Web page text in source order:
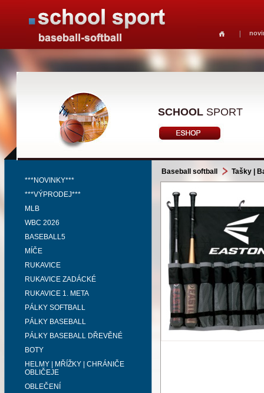
SCHOOL SPORT
***NOVINKY***
***VÝPRODEJ***
MLB
WBC 2026
BASEBALL5
MÍČE
RUKAVICE
RUKAVICE ZADÁCKÉ
RUKAVICE 1. META
PÁLKY SOFTBALL
PÁLKY BASEBALL
PÁLKY BASEBALL DŘEVĚNÉ
BOTY
HELMY | MŘÍŽKY | CHRÁNIČE
OBLIČEJE
OBLEČENÍ
Baseball softball Tašky |